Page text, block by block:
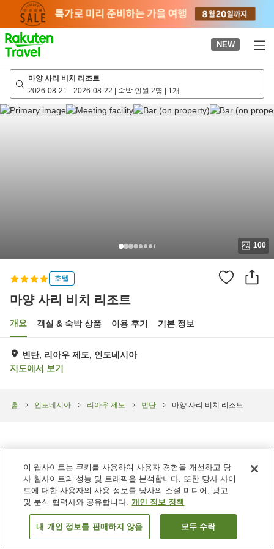
page
NEW
마양 사리 비치 리조트
2026-08-21 - 2026-08-22 | 숙박 인원 2명 | 1개
100
호텔
마양 사리 비치 리조트
개요 객실 & 숙박 상품 이용 후기 기본 정보
빈탄, 리아우 제도, 인도네시아
지도에서 보기
홈 인도네시아 리아우 제도 빈탄 마양 사리 비치 리조트
객실 보기
이 웹사이트는 쿠키를 사용하여 사용자 경험을 개선하고 당
사 웹사이트의 성능 및 트래픽을 분석합니다. 또한 당사 사이
트에 대한 사용자의 사용 정보를 당사의 소셜 미디어, 광고
및 분석 협력사와 공유합니다. 개인 정보 정책
내 개인 정보를 판매하지 않음 모두 수락